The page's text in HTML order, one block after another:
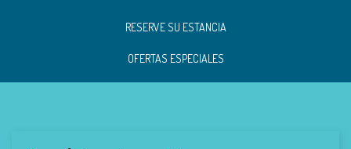
RESERVE SU ESTANCIA
OFERTAS ESPECIALES